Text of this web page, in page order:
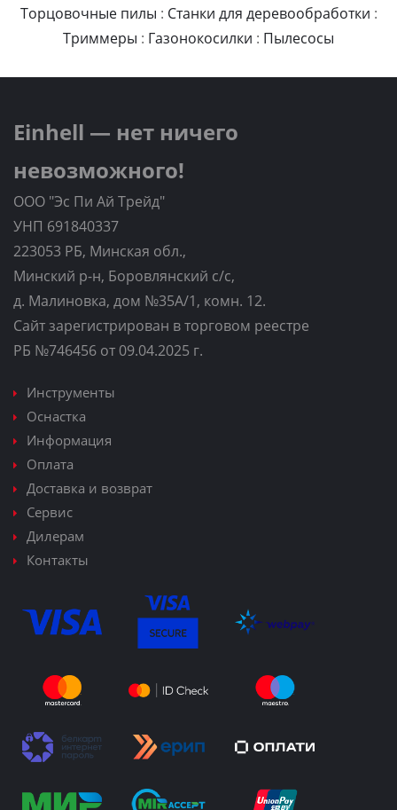
Торцовочные пилы : Станки для деревообработки :
Триммеры : Газонокосилки : Пылесосы
Einhell — нет ничего
невозможного!
ООО "Эс Пи Ай Трейд"
УНП 691840337
223053 РБ, Минская обл.,
Минский р-н, Боровлянский с/с,
д. Малиновка, дом №35A/1, комн. 12.
Сайт зарегистрирован в торговом реестре
РБ №746456 от 09.04.2025 г.
Инструменты
Оснастка
Информация
Оплата
Доставка и возврат
Сервис
Дилерам
Контакты